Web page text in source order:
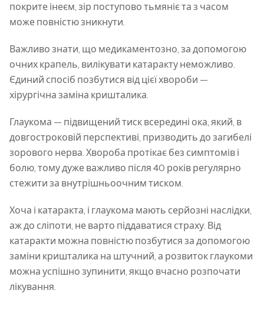
покрите інеєм, зір поступово тьмяніє та з часом
може повністю зникнути.
Важливо знати, що медикаментозно, за допомогою
очних крапель, вилікувати катаракту неможливо.
Єдиний спосіб позбутися від цієї хвороби —
хірургічна заміна кришталика.
Глаукома — підвищений тиск всередині ока, який, в
довгостроковій перспективі, призводить до загибелі
зорового нерва. Хвороба протікає без симптомів і
болю, тому дуже важливо після 40 років регулярно
стежити за внутрішньоочним тиском.
Хоча і катаракта, і глаукома мають серйозні наслідки,
аж до сліпоти, не варто піддаватися страху. Від
катаракти можна повністю позбутися за допомогою
заміни кришталика на штучний, а розвиток глаукоми
можна успішно зупинити, якщо вчасно розпочати
лікування.